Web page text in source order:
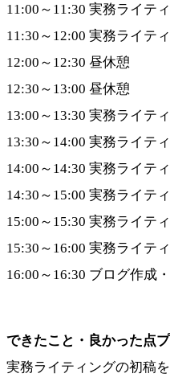
11:00～11:30 実務ライテ
11:30～12:00 実務ライテ
12:00～12:30 昼休憩
12:30～13:00 昼休憩
13:00～13:30 実務ライテ
13:30～14:00 実務ライテ
14:00～14:30 実務ライテ
14:30～15:00 実務ライテ
15:00～15:30 実務ライテ
15:30～16:00 実務ライテ
16:00～16:30 ブログ作成
できたこと・良かった点
実務ライティングの初稿